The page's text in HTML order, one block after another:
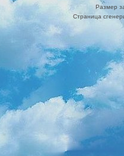
Размер
Страница